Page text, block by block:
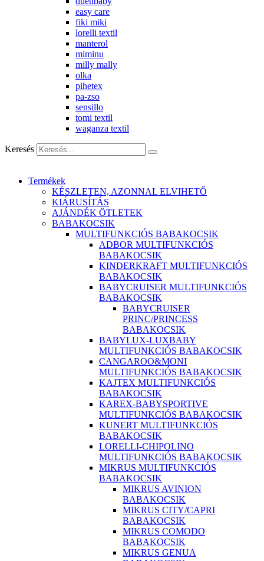
easy care
fiki miki
lorelli textil
manterol
miminu
milly mally
olka
pihetex
pa-zso
sensillo
tomi textil
waganza textil
Keresés
Termékek
KÉSZLETEN, AZONNAL ELVIHETŐ
KIÁRUSÍTÁS
AJÁNDÉK ÖTLETEK
BABAKOCSIK
MULTIFUNKCIÓS BABAKOCSIK
ADBOR MULTIFUNKCIÓS
BABAKOCSIK
KINDERKRAFT MULTIFUNKCIÓS
BABAKOCSIK
BABYCRUISER MULTIFUNKCIÓS
BABAKOCSIK
BABYCRUISER
PRINC/PRINCESS
BABAKOCSIK
BABYLUX-LUXBABY
MULTIFUNKCIÓS BABAKOCSIK
CANGAROO&MONI
MULTIFUNKCIÓS BABAKOCSIK
KAJTEX MULTIFUNKCIÓS
BABAKOCSIK
KAREX-BABYSPORTIVE
MULTIFUNKCIÓS BABAKOCSIK
KUNERT MULTIFUNKCIÓS
BABAKOCSIK
LORELLI-CHIPOLINO
MULTIFUNKCIÓS BABAKOCSIK
MIKRUS MULTIFUNKCIÓS
BABAKOCSIK
MIKRUS AVINION
BABAKOCSIK
MIKRUS CITY/CAPRI
BABAKOCSIK
MIKRUS COMODO
BABAKOCSIK
MIKRUS GENUA